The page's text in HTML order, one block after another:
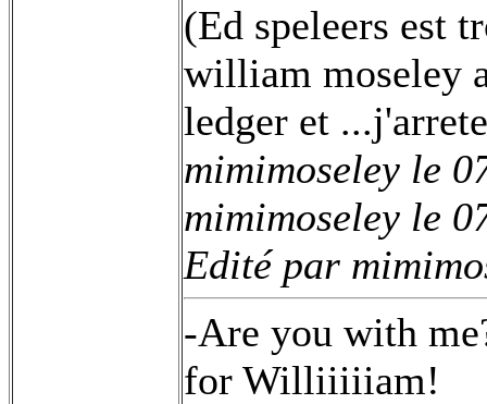
(Ed speleers est
william moseley
ledger et
mimimoseley le
mimimoseley le
Edité par
-Are you with
for Williiiiiam!